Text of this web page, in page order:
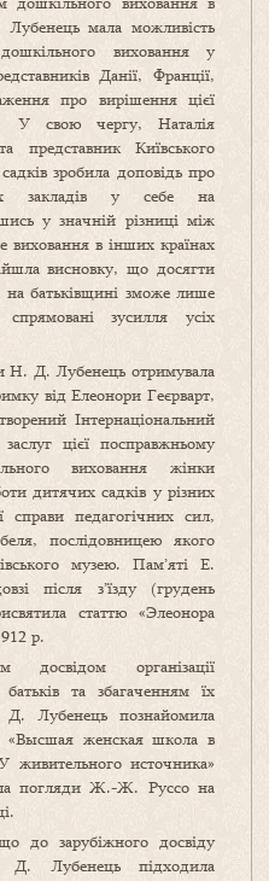
мала можливість
виховання у
Данії, Франції,
про вирішення цієї
У свою чергу, Наталія
представник Київського
зробила доповідь про
закладів у себе на
у значній різниці між
виховання в інших країнах
висновку, що досягти
батьківщині зможе лише
зусилля усіх
Н. Д. Лубенець отримувала
від Елеонори Геєрварт,
Інтернаціональний
цієї посправжньому
виховання жінки
дитячих садків у різних
справи педагогічних сил,
послідовницею якого
музею. Пам’яті Е.
після з’їзду (грудень
статтю «Элеонора
р.
досвідом організації
та збагаченням їх
Лубенець познайомила
«Высшая женская школа в
живительного источника»
погляди Ж.-Ж. Руссо на
до зарубіжного досвіду
Д. Лубенець підходила